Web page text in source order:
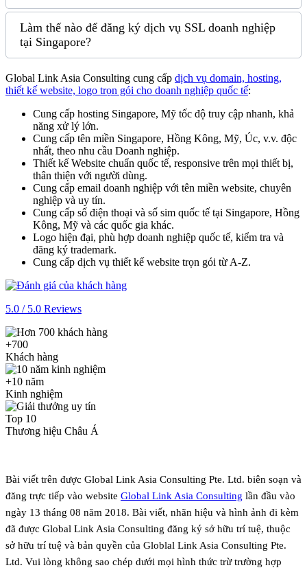
Làm thế nào để đăng ký dịch vụ SSL doanh nghiệp
tại Singapore?
Global Link Asia Consulting cung cấp dịch vụ domain, hosting,
thiết kế website, logo trọn gói cho doanh nghiệp quốc tế:
Cung cấp hosting Singapore, Mỹ tốc độ truy cập nhanh, khả
năng xử lý lớn.
Cung cấp tên miền Singapore, Hồng Kông, Mỹ, Úc, v.v. độc
nhất, theo nhu cầu Doanh nghiệp.
Thiết kế Website chuẩn quốc tế, responsive trên mọi thiết bị,
thân thiện với người dùng.
Cung cấp email doanh nghiệp với tên miền website, chuyên
nghiệp và uy tín.
Cung cấp số điện thoại và số sim quốc tế tại Singapore, Hồng
Kông, Mỹ và các quốc gia khác.
Logo hiện đại, phù hợp doanh nghiệp quốc tế, kiểm tra và
đăng ký trademark.
Cung cấp dịch vụ thiết kế website trọn gói từ A-Z.
5.0 / 5.0 Reviews
+700
Khách hàng
+10 năm
Kinh nghiệm
Top 10
Thương hiệu Châu Á
Bài viết trên được Global Link Asia Consulting Pte. Ltd. biên soạn và
đăng trực tiếp vào website Global Link Asia Consulting lần đầu vào
ngày 13 tháng 08 năm 2018. Bài viết, nhãn hiệu và hình ảnh đi kèm
đã được Global Link Asia Consulting đăng ký sở hữu trí tuệ, thuộc
sở hữu trí tuệ và bản quyền của Globlal Link Asia Consulting Pte.
Ltd. Vui lòng không sao chép dưới mọi hình thức trừ trường hợp